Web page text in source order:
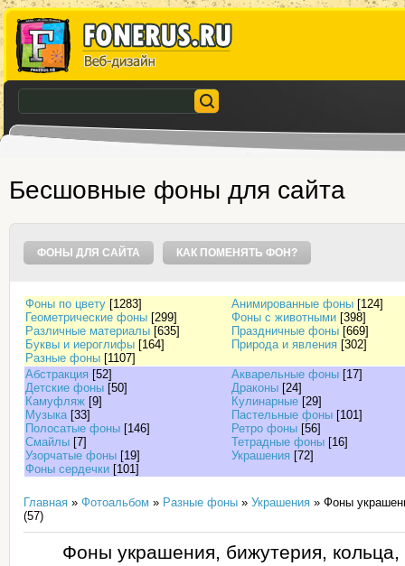
Бесшовные фоны для сайта
ФОНЫ ДЛЯ САЙТА КАК ПОМЕНЯТЬ ФОН?
Фоны по цвету [1283] Анимированные фоны [124]
Геометрические фоны [299] Фоны с животными [398]
Различные материалы [635] Праздничные фоны [669]
Буквы и иероглифы [164] Природа и явления [302]
Разные фоны [1107]
Абстракция [52] Акварельные фоны [17]
Детские фоны [50] Драконы [24]
Камуфляж [9] Кулинарные [29]
Музыка [33] Пастельные фоны [101]
Полосатые фоны [146] Ретро фоны [56]
Смайлы [7] Тетрадные фоны [16]
Узорчатые фоны [19] Украшения [72]
Фоны сердечки [101]
Главная » Фотоальбом » Разные фоны » Украшения » Фоны
(57)
Фоны украшения, бижутерия,